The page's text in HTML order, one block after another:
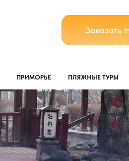
Заказать
ПРИМОРЬЕ ПЛЯЖНЫЕ ТУРЫ